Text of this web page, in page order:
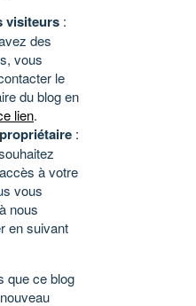
visiteurs :
des
vous
le
du blog en
lien.
:
à votre
vous
nous
en suivant
que ce blog